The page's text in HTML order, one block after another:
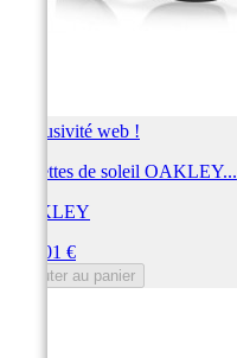
Exclusivité web !
Lunettes de soleil OAKLEY...
OAKLEY
212,01 €
Ajouter au panier